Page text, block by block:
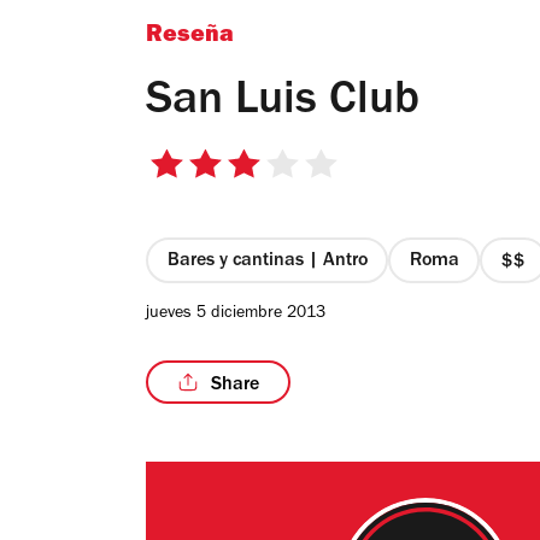
Reseña
San Luis Club
3
estrellas
Bares y cantinas | Antro Roma
jueves 5 diciembre 2013
Share